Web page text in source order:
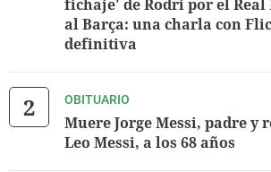
fichaje' de Rodri por el
al Barça: una charla con
definitiva
OBITUARIO
Muere Jorge Messi, padre y
Leo Messi, a los 68 años